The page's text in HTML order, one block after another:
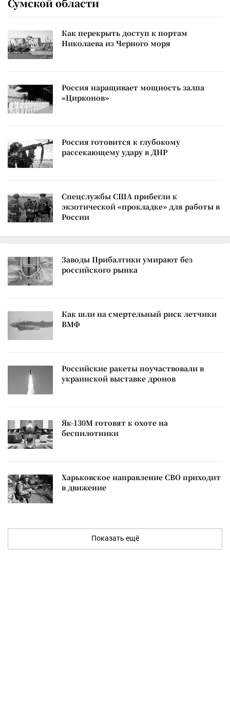
Сумской области
Как перекрыть доступ к портам
Николаева из Черного моря
Россия наращивает мощность залпа
«Цирконов»
Россия готовится к глубокому
рассекающему удару в ДНР
Спецслужбы США прибегли к
экзотической «прокладке» для работы в
России
Заводы Прибалтики умирают без
российского рынка
Как шли на смертельный риск летчики
ВМФ
Российские ракеты поучаствовали в
украинской выставке дронов
Як-130М готовят к охоте на
беспилотники
Харьковское направление СВО приходит
в движение
Показать ещё